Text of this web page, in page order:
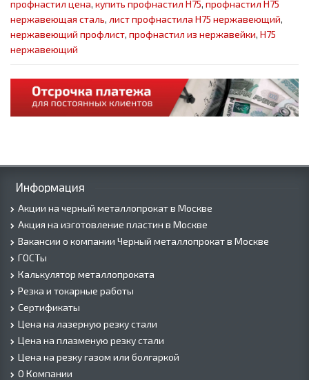
профнастил цена, купить профнастил Н75, профнастил Н75
нержавеющая сталь, лист профнастила Н75 нержавеющий,
нержавеющий профлист, профнастил из нержавейки, Н75
нержавеющий
Информация
Акции на черный металлопрокат в Москве
Акция на изготовление пластин в Москве
Вакансии о компании Черный металлопрокат в Москве
ГОСТы
Калькулятор металлопроката
Резка и токарные работы
Сертификаты
Цена на лазерную резку стали
Цена на плазменую резку стали
Цена на резку газом или болгаркой
О Компании